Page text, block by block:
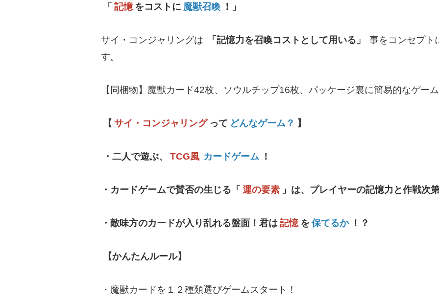
「 記憶 をコストに 魔獣召喚 ！」
サイ・コンジャリングは 「記憶力を召喚コストとして用いる」
事をコンセプト
す。
【同梱物】魔獣カード42枚、ソウルチップ16枚、パッケージ裏に簡易的なゲー
【 サイ・コンジャリング って どんなゲーム？ 】
・二人で遊ぶ、 TCG風 カードゲーム ！
・カードゲームで賛否の生じる「 運の要素 」は、プレイヤーの記憶力と作戦次
・敵味方のカードが入り乱れる盤面！君は 記憶 を 保てるか ！？
【かんたんルール】
・魔獣カードを１２種類選びゲームスタート！